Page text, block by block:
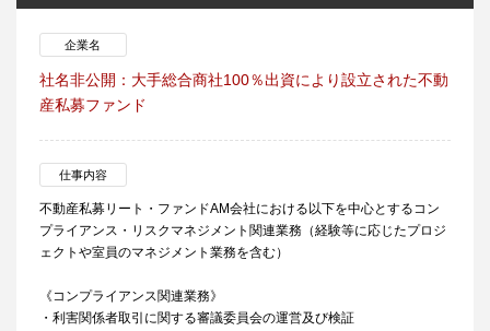
企業名
社名非公開：大手総合商社100％出資により設立された不動
産私募ファンド
仕事内容
不動産私募リート・ファンドAM会社における以下を中心とするコン
プライアンス・リスクマネジメント関連業務（経験等に応じたプロジ
ェクトや室員のマネジメント業務を含む）
《コンプライアンス関連業務》
・利害関係者取引に関する審議委員会の運営及び検証